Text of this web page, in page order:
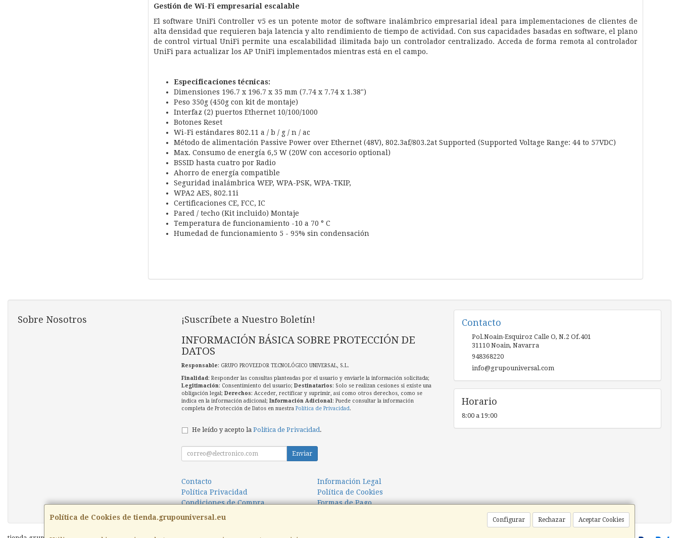
Gestión de Wi-Fi empresarial escalable
El software UniFi Controller v5 es un potente motor de software inalámbrico empresarial ideal para implementaciones de clientes de
alta densidad que requieren baja latencia y alto rendimiento de tiempo de actividad. Con sus capacidades basadas en software, el plano
de control virtual UniFi permite una escalabilidad ilimitada bajo un controlador centralizado. Acceda de forma remota al controlador
UniFi para actualizar los AP UniFi implementados mientras está en el campo.
Especificaciones técnicas:
Dimensiones 196.7 x 196.7 x 35 mm (7.74 x 7.74 x 1.38")
Peso 350g (450g con kit de montaje)
Interfaz (2) puertos Ethernet 10/100/1000
Botones Reset
Wi-Fi estándares 802.11 a / b / g / n / ac
Método de alimentación Passive Power over Ethernet (48V), 802.3af/803.2at Supported (Supported Voltage Range: 44 to 57VDC)
Max. Consumo de energía 6,5 W (20W con accesorio optional)
BSSID hasta cuatro por Radio
Ahorro de energía compatible
Seguridad inalámbrica WEP, WPA-PSK, WPA-TKIP,
WPA2 AES, 802.11i
Certificaciones CE, FCC, IC
Pared / techo (Kit incluido) Montaje
Temperatura de funcionamiento -10 a 70 ° C
Humedad de funcionamiento 5 - 95% sin condensación
Política de Cookies de tienda.grupouniversal.eu Configurar Rechazar Aceptar Cookies
Sobre Nosotros ¡Suscríbete a Nuestro Boletín!
INFORMACIÓN BÁSICA SOBRE PROTECCIÓN DE
DATOS
Responsable: GRUPO PROVEEDOR TECNOLÓGICO UNIVERSAL, S.L.
Finalidad: Responder las consultas planteadas por el usuario y enviarle la información solicitada;
Legitimación: Consentimiento del usuario; Destinatarios: Solo se realizan cesiones si existe una
obligación legal; Derechos: Acceder, rectificar y suprimir, así como otros derechos, como se
indica en la información adicional; Información Adicional: Puede consultar la información
completa de Protección de Datos en nuestra Política de Privacidad.
He leído y acepto la Política de Privacidad.
Enviar
Contacto
Información Legal
Política Privacidad
Política de Cookies
Condiciones de Compra
Formas de Pago
Contacto
Pol.Noain-Esquiroz Calle O, N.2 Of.401
31110 Noain, Navarra
948368220
info@grupouniversal.com
Horario
8:00 a 19:00